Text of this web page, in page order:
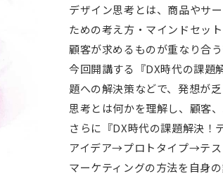
デザイン思考とは、商品やサ
ための考え方・マインドセッ
顧客が求めるものが重なり合
今回開講する『DX時代の課題
題への解決策などで、発想が
思考とは何かを理解し、顧客
さらに『DX時代の課題解決
アイデア→プロトタイプ→テス
マーケティングの方法を自身